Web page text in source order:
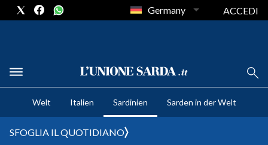
CRONACA SARDEGNA
CAGLIARI
SULCIS IGLESIENTE
Germany ACCEDI
Welt Italien Sardinien Sarden in der Welt
SFOGLIA IL QUOTIDIANO